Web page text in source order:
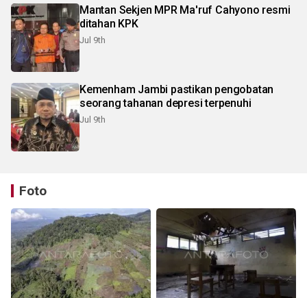
Mantan Sekjen MPR Ma'ruf Cahyono resmi
ditahan KPK
Jul 9th
Kemenham Jambi pastikan pengobatan
seorang tahanan depresi terpenuhi
Jul 9th
Foto